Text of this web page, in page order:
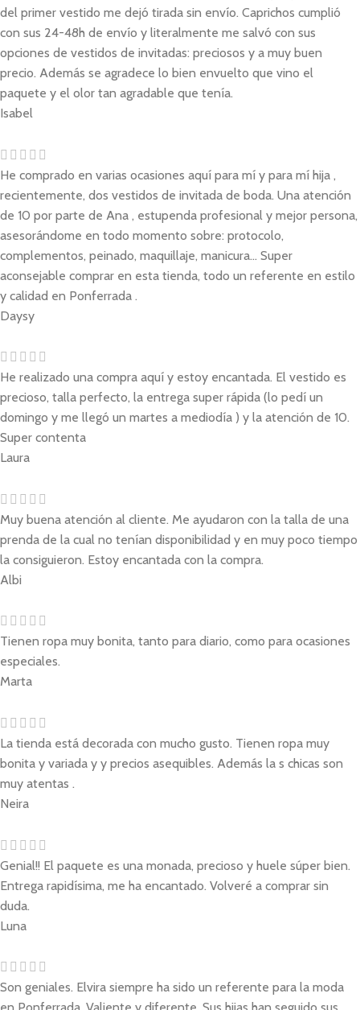
del primer vestido me dejó tirada sin envío. Caprichos cumplió
con sus 24-48h de envío y literalmente me salvó con sus
opciones de vestidos de invitadas: preciosos y a muy buen
precio. Además se agradece lo bien envuelto que vino el
paquete y el olor tan agradable que tenía.
Isabel
He comprado en varias ocasiones aquí para mí y para mí hija ,
recientemente, dos vestidos de invitada de boda. Una atención
de 10 por parte de Ana , estupenda profesional y mejor persona,
asesorándome en todo momento sobre: protocolo,
complementos, peinado, maquillaje, manicura... Super
aconsejable comprar en esta tienda, todo un referente en estilo
y calidad en Ponferrada .
Daysy
He realizado una compra aquí y estoy encantada. El vestido es
precioso, talla perfecto, la entrega super rápida (lo pedí un
domingo y me llegó un martes a mediodía ) y la atención de 10.
Super contenta
Laura
Muy buena atención al cliente. Me ayudaron con la talla de una
prenda de la cual no tenían disponibilidad y en muy poco tiempo
la consiguieron. Estoy encantada con la compra.
Albi
Tienen ropa muy bonita, tanto para diario, como para ocasiones
especiales.
Marta
La tienda está decorada con mucho gusto. Tienen ropa muy
bonita y variada y y precios asequibles. Además la s chicas son
muy atentas .
Neira
Genial!! El paquete es una monada, precioso y huele súper bien.
Entrega rapidísima, me ha encantado. Volveré a comprar sin
duda.
Luna
Son geniales. Elvira siempre ha sido un referente para la moda